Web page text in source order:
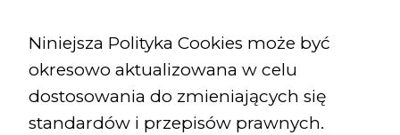
Niniejsza Polityka Cookies może być
okresowo aktualizowana w celu
dostosowania do zmieniających się
standardów i przepisów prawnych.